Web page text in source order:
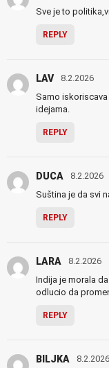
Sve je to
REPLY
LAV 8.2.2026
Samo
idejama.
REPLY
DUCA 8.2.2026
Suština je da svi
REPLY
LARA 8.2.2026
Indija je morala
odlucio da
REPLY
BILJKA 8.2.2026